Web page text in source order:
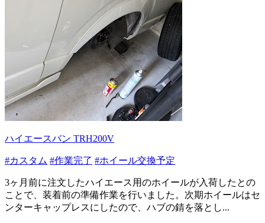
ハイエースバン TRH200V
#カスタム #作業完了 #ホイール交換予定
3ヶ月前に注文したハイエース用のホイールが入荷したとの
ことで、装着前の準備作業を行いました。次期ホイールはセ
ンターキャップレスにしたので、ハブの錆を落とし...